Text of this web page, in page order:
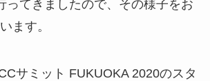
ってきましたので、その様子をお
ます。
サミット FUKUOKA 2020のスタ